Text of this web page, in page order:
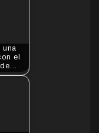
una
el
de…